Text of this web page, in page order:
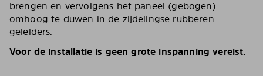
brengen en vervolgens het paneel (gebogen)
omhoog te duwen in de zijdelingse rubberen
geleiders.
Voor de installatie is geen grote inspanning vereist.